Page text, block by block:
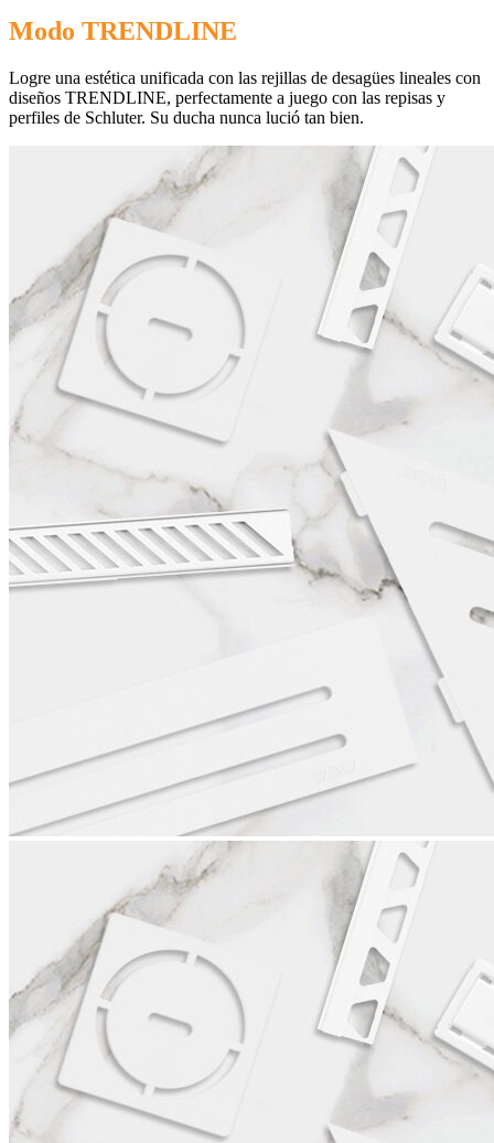
Modo TRENDLINE
Logre una estética unificada con las rejillas de desagües lineales con
diseños TRENDLINE, perfectamente a juego con las repisas y
perfiles de Schluter. Su ducha nunca lució tan bien.